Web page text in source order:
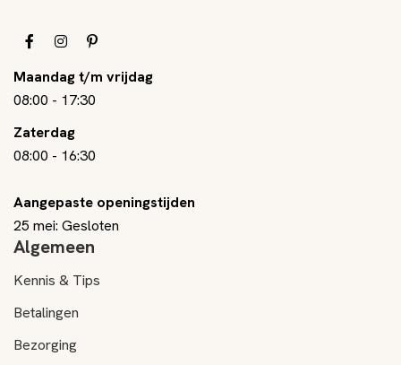
Maandag t/m vrijdag
08:00 - 17:30
Zaterdag
08:00 - 16:30
Aangepaste openingstijden
25 mei: Gesloten
Algemeen
Kennis & Tips
Betalingen
Bezorging